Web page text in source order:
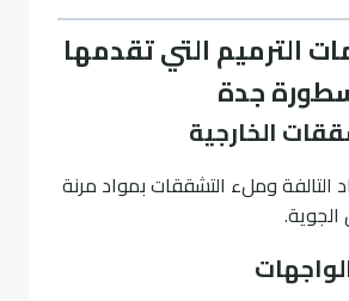
الترميم التي تقدمها
جدة
الخارجية
التالفة وملء التشققات بمواد مرنة